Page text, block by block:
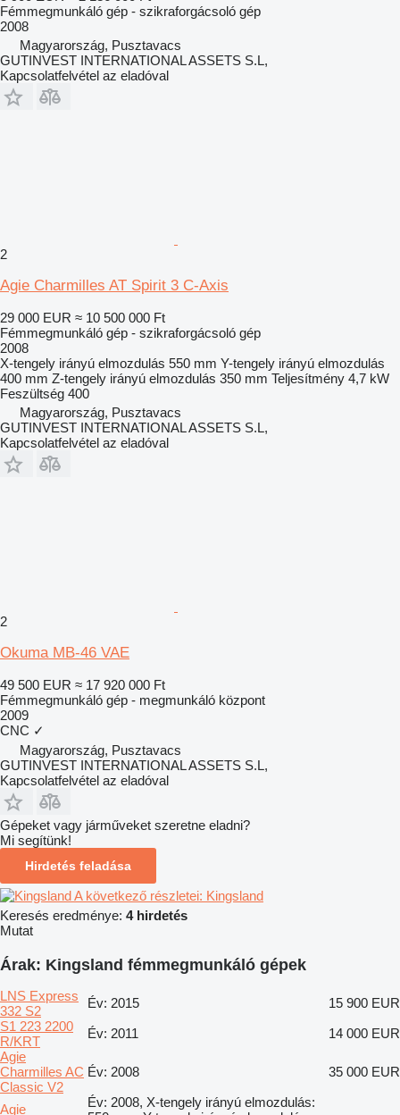
Fémmegmunkáló gép - szikraforgácsoló gép
2008
Magyarország, Pusztavacs
GUTINVEST INTERNATIONAL ASSETS S.L,
Kapcsolatfelvétel az eladóval
2
Agie Charmilles AT Spirit 3 C-Axis
29 000 EUR ≈ 10 500 000 Ft
Fémmegmunkáló gép - szikraforgácsoló gép
2008
X-tengely irányú elmozdulás 550 mm Y-tengely irányú elmozdulás
400 mm Z-tengely irányú elmozdulás 350 mm Teljesítmény 4,7 kW
Feszültség 400
Magyarország, Pusztavacs
GUTINVEST INTERNATIONAL ASSETS S.L,
Kapcsolatfelvétel az eladóval
2
Okuma MB-46 VAE
49 500 EUR ≈ 17 920 000 Ft
Fémmegmunkáló gép - megmunkáló központ
2009
CNC ✓
Magyarország, Pusztavacs
GUTINVEST INTERNATIONAL ASSETS S.L,
Kapcsolatfelvétel az eladóval
Gépeket vagy járműveket szeretne eladni?
Mi segítünk!
Hirdetés feladása
A következő részletei: Kingsland
Keresés eredménye: 4 hirdetés
Mutat
Árak: Kingsland fémmegmunkáló gépek
LNS Express
332 S2
Év: 2015
15 900 EUR
S1 223 2200
R/KRT
Év: 2011
14 000 EUR
Agie
Charmilles AC
Classic V2
Év: 2008 35 000 EUR
Agie
Év: 2008, X-tengely irányú elmozdulás: